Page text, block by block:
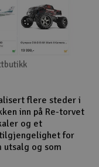
flere steder i
inn på Re-torvet
og et
for
utsalg og som